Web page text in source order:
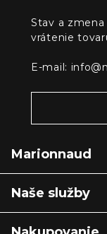
Stav a
vrátenie
E-mail:
Marionnaud
Naše služby